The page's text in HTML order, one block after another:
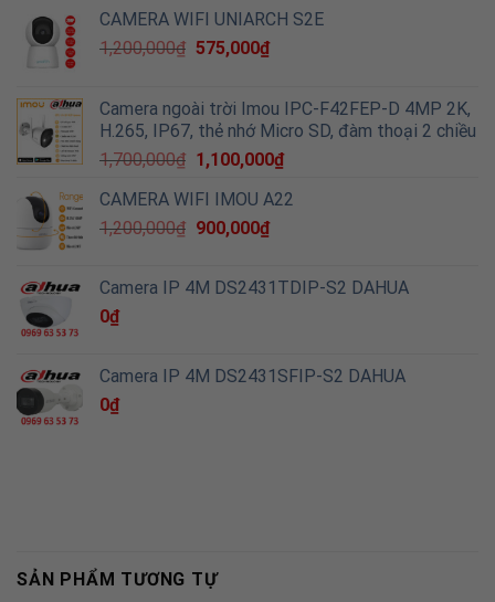
CAMERA WIFI UNIARCH S2E
1,200,000₫ 575,000₫
Camera ngoài trời Imou IPC-F42FEP-D 4MP 2K,
H.265, IP67, thẻ nhớ Micro SD, đàm thoại 2 chiều
1,700,000₫ 1,100,000₫
CAMERA WIFI IMOU A22
1,200,000₫ 900,000₫
Camera IP 4M DS2431TDIP-S2 DAHUA
0₫
Camera IP 4M DS2431SFIP-S2 DAHUA
0₫
SẢN PHẨM TƯƠNG TỰ